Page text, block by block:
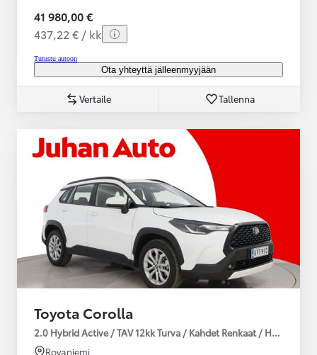
41 980,00 €
437,22 € / kk
Tutustu autoon
Ota yhteyttä jälleenmyyjään
Vertaile Tallenna
Toyota Corolla
2.0 Hybrid Active / TAV 12kk Turva / Kahdet Renkaat /
Rovaniemi